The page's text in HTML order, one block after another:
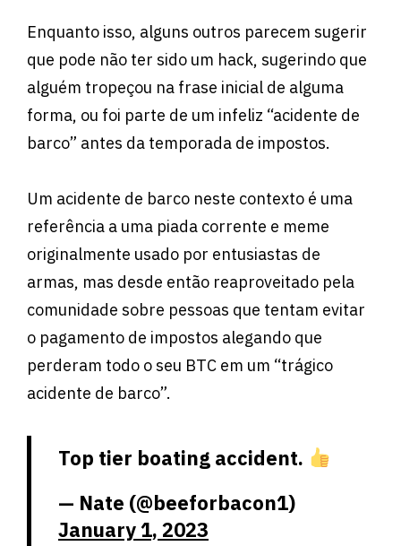
Enquanto isso, alguns outros parecem sugerir
que pode não ter sido um hack, sugerindo que
alguém tropeçou na frase inicial de alguma
forma, ou foi parte de um infeliz “acidente de
barco” antes da temporada de impostos.
Um acidente de barco neste contexto é uma
referência a uma piada corrente e meme
originalmente usado por entusiastas de
armas, mas desde então reaproveitado pela
comunidade sobre pessoas que tentam evitar
o pagamento de impostos alegando que
perderam todo o seu BTC em um “trágico
acidente de barco”.
Top tier boating accident.
— Nate (@beeforbacon1)
January 1, 2023